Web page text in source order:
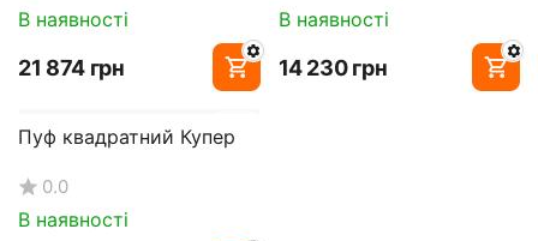
В наявності
‍21 874‍ грн
В наявності
‍14 230‍ грн
Пуф квадратний Купер
0.0
В наявності